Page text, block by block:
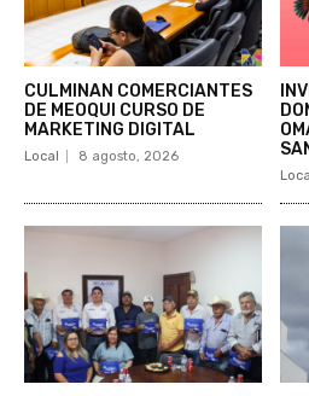
CULMINAN COMERCIANTES
DE MEOQUI CURSO DE
MARKETING DIGITAL
Local 8 agosto, 2026
Local